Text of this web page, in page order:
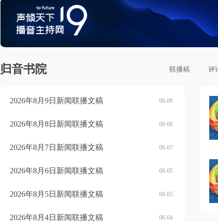
08-09
2026年8月9日新闻联播文稿
08-08
2026年8月8日新闻联播文稿
08-07
2026年8月7日新闻联播文稿
08-05
2026年8月6日新闻联播文稿
08-05
2026年8月5日新闻联播文稿
08-04
2026年8月4日新闻联播文稿
联播稿 评
归音书院